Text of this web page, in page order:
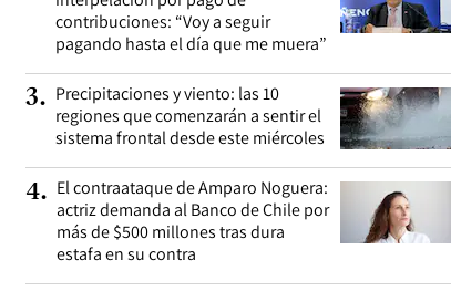
contribuciones: “Voy a seguir
pagando hasta el día que me muera”
3. Precipitaciones y viento: las 10
regiones que comenzarán a sentir el
sistema frontal desde este miércoles
4. El contraataque de Amparo Noguera:
actriz demanda al Banco de Chile por
más de $500 millones tras dura
estafa en su contra